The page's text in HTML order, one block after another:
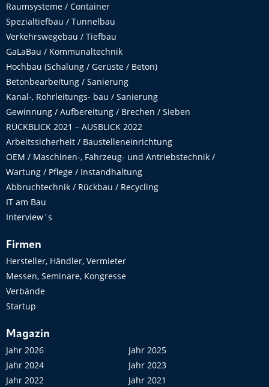
Raumsysteme / Container
Spezialtiefbau / Tunnelbau
Verkehrswegebau / Tiefbau
GaLaBau / Kommunaltechnik
Hochbau (Schalung / Gerüste / Beton)
Betonbearbeitung / Sanierung
Kanal-, Rohrleitungs- bau / Sanierung
Gewinnung / Aufbereitung / Brechen / Sieben
RÜCKBLICK 2021 – AUSBLICK 2022
Arbeitssicherheit / Baustelleneinrichtung
OEM / Maschinen-, Fahrzeug- und Antriebstechnik /
Wartung / Pflege / Instandhaltung
Abbruchtechnik / Rückbau / Recycling
IT am Bau
Interview´s
Firmen
Hersteller, Händler, Vermieter
Messen, Seminare, Kongresse
Verbände
Startup
Magazin
Jahr 2026
Jahr 2025
Jahr 2024
Jahr 2023
Jahr 2022
Jahr 2021